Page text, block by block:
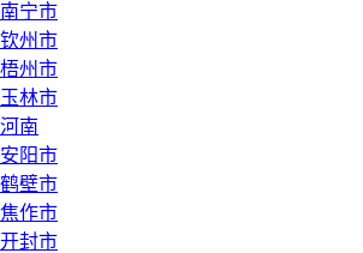
南宁市
钦州市
梧州市
玉林市
河南
安阳市
鹤壁市
焦作市
开封市